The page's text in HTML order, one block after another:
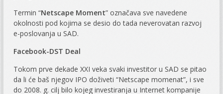
Termin “Netscape Moment” označava sve navedene
okolnosti pod kojima se desio do tada neverovatan razvoj
e-poslovanja u SAD.
Facebook-DST Deal
Tokom prve dekade XXI veka svaki investitor u SAD se pitao
da li će baš njegov IPO doživeti “Netscape momenat”, i sve
do 2008. g. cilj bilo kojeg investiranja u Internet kompanije